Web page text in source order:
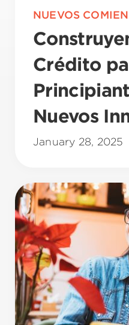
NUEVOS
Crédito
Nuevos
January 28, 2025